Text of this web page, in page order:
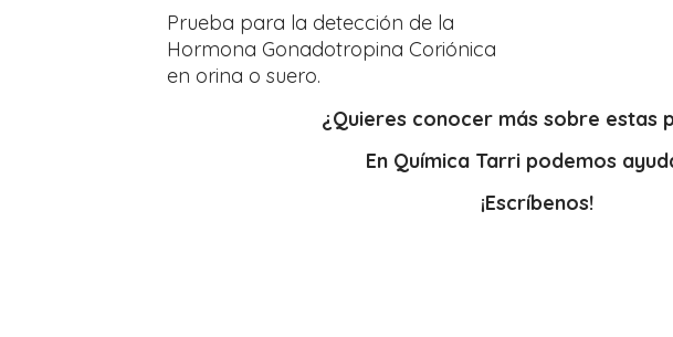
Prueba para la detección de la
Hormona Gonadotropina Coriónica
en orina o suero.
¿Quieres conocer más sobre estas
En Química Tarri podemos
¡Escríbenos!